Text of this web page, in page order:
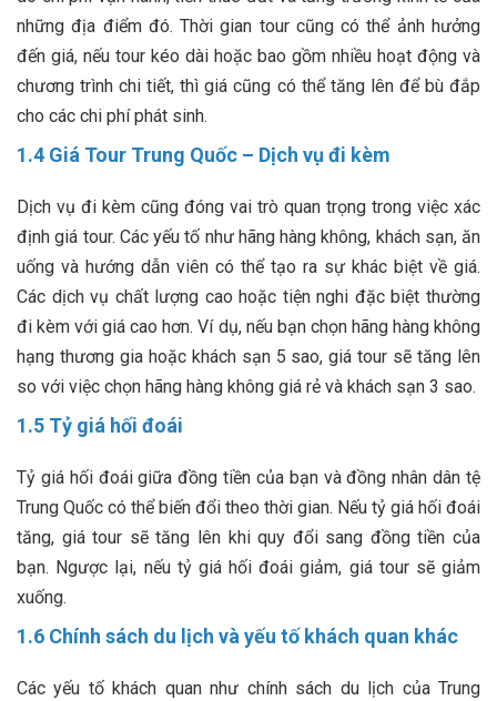
những địa điểm đó. Thời gian tour cũng có thể ảnh hưởng
đến giá, nếu tour kéo dài hoặc bao gồm nhiều hoạt động và
chương trình chi tiết, thì giá cũng có thể tăng lên để bù đắp
cho các chi phí phát sinh.
1.4 Giá Tour Trung Quốc – Dịch vụ đi kèm
Dịch vụ đi kèm cũng đóng vai trò quan trọng trong việc xác
định giá tour. Các yếu tố như hãng hàng không, khách sạn, ăn
uống và hướng dẫn viên có thể tạo ra sự khác biệt về giá.
Các dịch vụ chất lượng cao hoặc tiện nghi đặc biệt thường
đi kèm với giá cao hơn. Ví dụ, nếu bạn chọn hãng hàng không
hạng thương gia hoặc khách sạn 5 sao, giá tour sẽ tăng lên
so với việc chọn hãng hàng không giá rẻ và khách sạn 3 sao.
1.5 Tỷ giá hối đoái
Tỷ giá hối đoái giữa đồng tiền của bạn và đồng nhân dân tệ
Trung Quốc có thể biến đổi theo thời gian. Nếu tỷ giá hối đoái
tăng, giá tour sẽ tăng lên khi quy đổi sang đồng tiền của
bạn. Ngược lại, nếu tỷ giá hối đoái giảm, giá tour sẽ giảm
xuống.
1.6 Chính sách du lịch và yếu tố khách quan khác
Các yếu tố khách quan như chính sách du lịch của Trung